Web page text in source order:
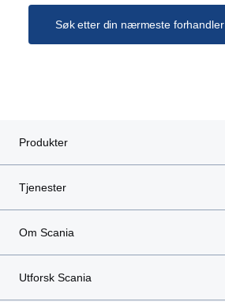
Søk etter din nærmeste forhandler
Produkter
Tjenester
Om Scania
Utforsk Scania